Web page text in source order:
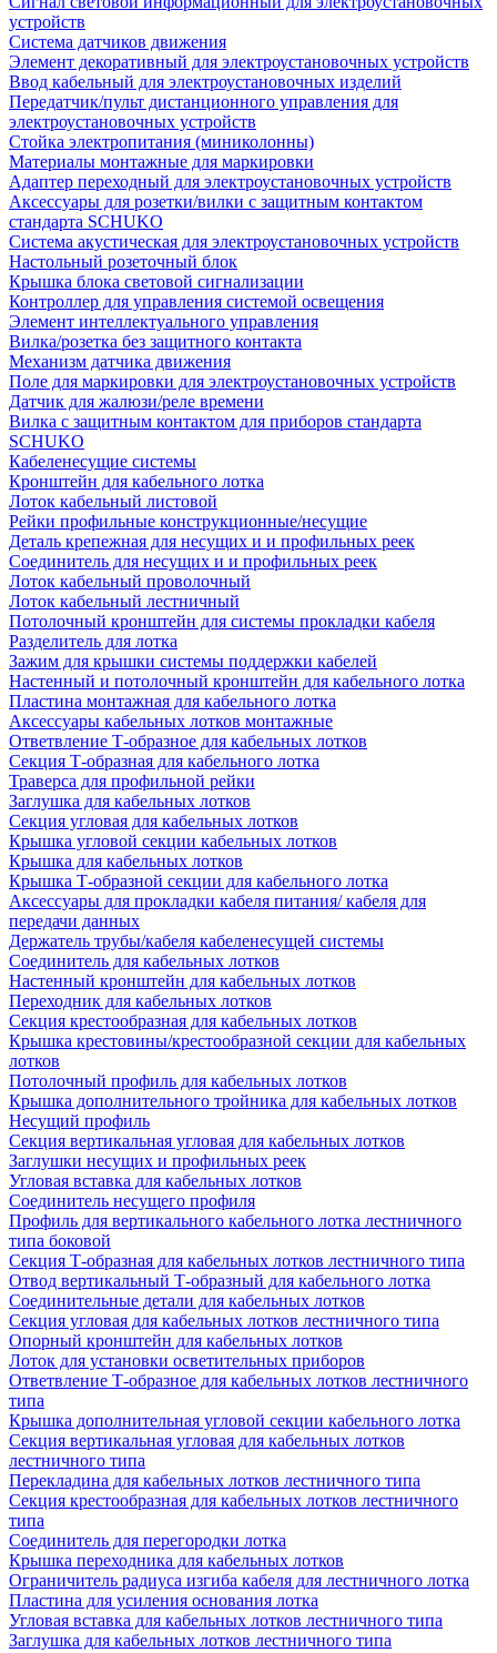
устройств
Система датчиков движения
Элемент декоративный для электроустановочных устройств
Ввод кабельный для электроустановочных изделий
Передатчик/пульт дистанционного управления для
электроустановочных устройств
Стойка электропитания (миниколонны)
Материалы монтажные для маркировки
Адаптер переходный для электроустановочных устройств
Аксессуары для розетки/вилки с защитным контактом
стандарта SCHUKO
Система акустическая для электроустановочных устройств
Настольный розеточный блок
Крышка блока световой сигнализации
Контроллер для управления системой освещения
Элемент интеллектуального управления
Вилка/розетка без защитного контакта
Механизм датчика движения
Поле для маркировки для электроустановочных устройств
Датчик для жалюзи/реле времени
Вилка с защитным контактом для приборов стандарта
SCHUKO
Кабеленесущие системы
Кронштейн для кабельного лотка
Лоток кабельный листовой
Рейки профильные конструкционные/несущие
Деталь крепежная для несущих и и профильных реек
Соединитель для несущих и и профильных реек
Лоток кабельный проволочный
Лоток кабельный лестничный
Потолочный кронштейн для системы прокладки кабеля
Разделитель для лотка
Зажим для крышки системы поддержки кабелей
Настенный и потолочный кронштейн для кабельного лотка
Пластина монтажная для кабельного лотка
Аксессуары кабельных лотков монтажные
Ответвление Т-образное для кабельных лотков
Секция Т-образная для кабельного лотка
Траверса для профильной рейки
Заглушка для кабельных лотков
Секция угловая для кабельных лотков
Крышка угловой секции кабельных лотков
Крышка для кабельных лотков
Крышка Т-образной секции для кабельного лотка
Аксессуары для прокладки кабеля питания/ кабеля для
передачи данных
Держатель трубы/кабеля кабеленесущей системы
Соединитель для кабельных лотков
Настенный кронштейн для кабельных лотков
Переходник для кабельных лотков
Секция крестообразная для кабельных лотков
Крышка крестовины/крестообразной секции для кабельных
лотков
Потолочный профиль для кабельных лотков
Крышка дополнительного тройника для кабельных лотков
Несущий профиль
Секция вертикальная угловая для кабельных лотков
Заглушки несущих и профильных реек
Угловая вставка для кабельных лотков
Соединитель несущего профиля
Профиль для вертикального кабельного лотка лестничного
типа боковой
Секция Т-образная для кабельных лотков лестничного типа
Отвод вертикальный Т-образный для кабельного лотка
Соединительные детали для кабельных лотков
Секция угловая для кабельных лотков лестничного типа
Опорный кронштейн для кабельных лотков
Лоток для установки осветительных приборов
Ответвление Т-образное для кабельных лотков лестничного
типа
Крышка дополнительная угловой секции кабельного лотка
Секция вертикальная угловая для кабельных лотков
лестничного типа
Перекладина для кабельных лотков лестничного типа
Секция крестообразная для кабельных лотков лестничного
типа
Соединитель для перегородки лотка
Крышка переходника для кабельных лотков
Ограничитель радиуса изгиба кабеля для лестничного лотка
Пластина для усиления основания лотка
Угловая вставка для кабельных лотков лестничного типа
Заглушка для кабельных лотков лестничного типа